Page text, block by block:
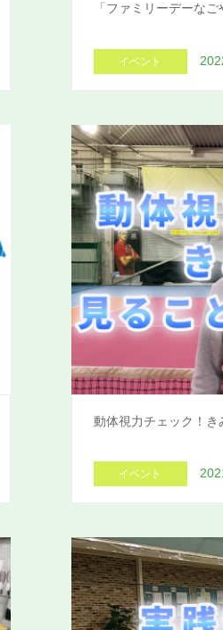
「ファミリーデーな
イベント
動体視力チェック！き
イベント